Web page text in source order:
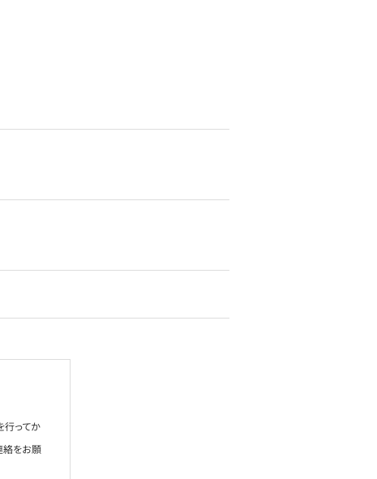
行ってか
絡をお願